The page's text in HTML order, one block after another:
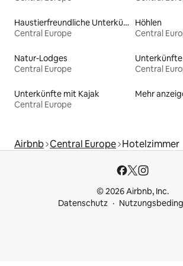
Haustierfreundliche Unterkünfte
Central Europe
Höhlen
Central
Natur-Lodges
Central Europe
Central
Unterkünfte mit Kajak
Central Europe
Mehr
Airbnb Central Europe Hotelzimmer
© 2026 Airbnb, Inc.
Datenschutz